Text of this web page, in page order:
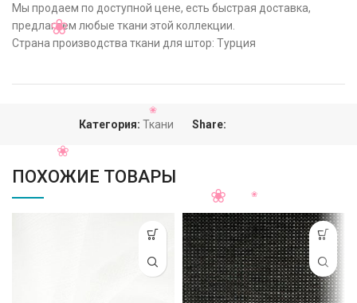
Мы продаем по доступной цене, есть быстрая доставка,
предлагаем любые ткани этой коллекции.
Страна производства ткани для штор: Турция
Категория: Ткани Share:
ПОХОЖИЕ ТОВАРЫ